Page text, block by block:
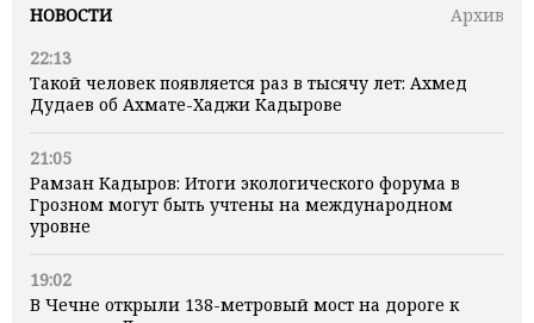
НОВОСТИ
Архив
22:13
Такой человек появляется раз в тысячу лет: Ахмед
Дудаев об Ахмате-Хаджи Кадырове
21:05
Рамзан Кадыров: Итоги экологического форума в
Грозном могут быть учтены на международном
уровне
19:02
В Чечне открыли 138-метровый мост на дороге к